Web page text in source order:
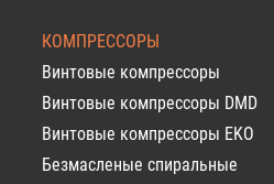
КОМПРЕССОРЫ
Винтовые компрессоры
Винтовые компрессоры DMD
Винтовые компрессоры EKO
Безмасленые спиральные